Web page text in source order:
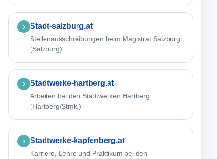
Stadt-salzburg.at
Stellenausschreibungen beim Magistrat Salzburg
(Salzburg)
Stadtwerke-hartberg.at
Arbeiten bei den Stadtwerken Hartberg
(Hartberg/Stmk.)
Stadtwerke-kapfenberg.at
Karriere, Lehre und Praktikum bei den